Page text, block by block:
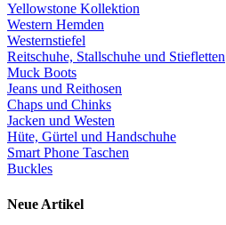
Yellowstone Kollektion
Western Hemden
Westernstiefel
Reitschuhe, Stallschuhe und Stiefletten
Muck Boots
Jeans und Reithosen
Chaps und Chinks
Jacken und Westen
Hüte, Gürtel und Handschuhe
Smart Phone Taschen
Buckles
Neue Artikel